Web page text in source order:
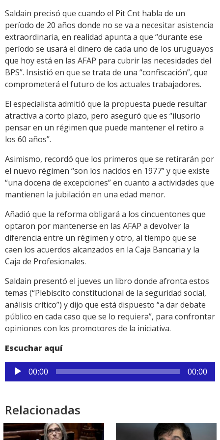
Saldain precisó que cuando el Pit Cnt habla de un
período de 20 años donde no se va a necesitar asistencia
extraordinaria, en realidad apunta a que “durante ese
período se usará el dinero de cada uno de los uruguayos
que hoy está en las AFAP para cubrir las necesidades del
BPS”. Insistió en que se trata de una “confiscación”, que
comprometerá el futuro de los actuales trabajadores.
El especialista admitió que la propuesta puede resultar
atractiva a corto plazo, pero aseguró que es “ilusorio
pensar en un régimen que puede mantener el retiro a
los 60 años”.
Asimismo, recordó que los primeros que se retirarán por
el nuevo régimen “son los nacidos en 1977” y que existe
“una docena de excepciones” en cuanto a actividades que
mantienen la jubilación en una edad menor.
Añadió que la reforma obligará a los cincuentones que
optaron por mantenerse en las AFAP a devolver la
diferencia entre un régimen y otro, al tiempo que se
caen los acuerdos alcanzados en la Caja Bancaria y la
Caja de Profesionales.
Saldain presentó el jueves un libro donde afronta estos
temas (“Plebiscito constitucional de la seguridad social,
análisis crítico”) y dijo que está dispuesto “a dar debate
público en cada caso que se lo requiera”, para confrontar
opiniones con los promotores de la iniciativa.
Escuchar aquí
Reproductor
de
00:00 00:00
Relacionadas